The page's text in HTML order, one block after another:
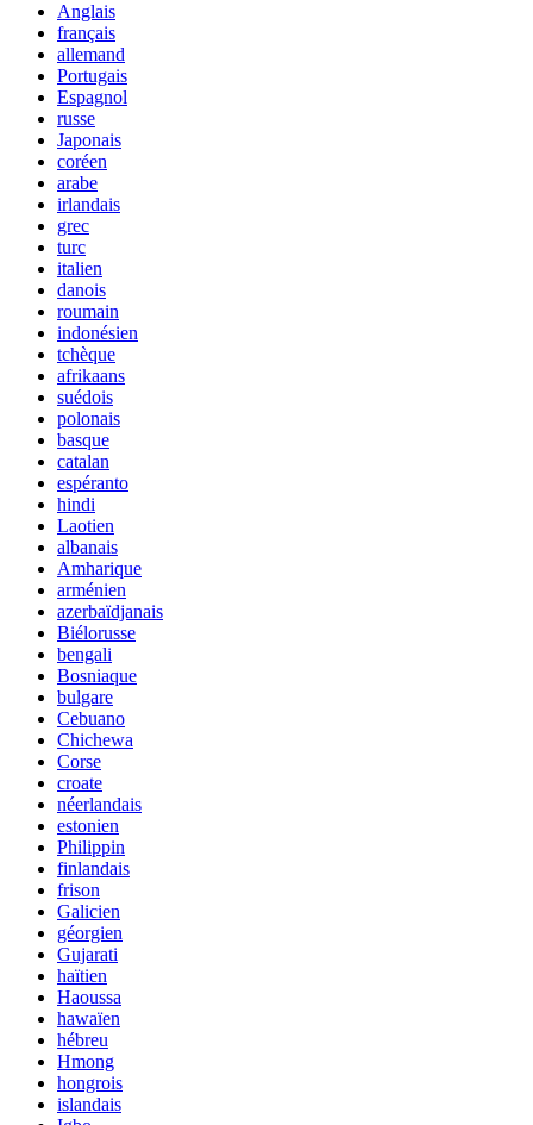
Anglais
français
allemand
Portugais
Espagnol
russe
Japonais
coréen
arabe
irlandais
grec
turc
italien
danois
roumain
indonésien
tchèque
afrikaans
suédois
polonais
basque
catalan
espéranto
hindi
Laotien
albanais
Amharique
arménien
azerbaïdjanais
Biélorusse
bengali
Bosniaque
bulgare
Cebuano
Chichewa
Corse
croate
néerlandais
estonien
Philippin
finlandais
frison
Galicien
géorgien
Gujarati
haïtien
Haoussa
hawaïen
hébreu
Hmong
hongrois
islandais